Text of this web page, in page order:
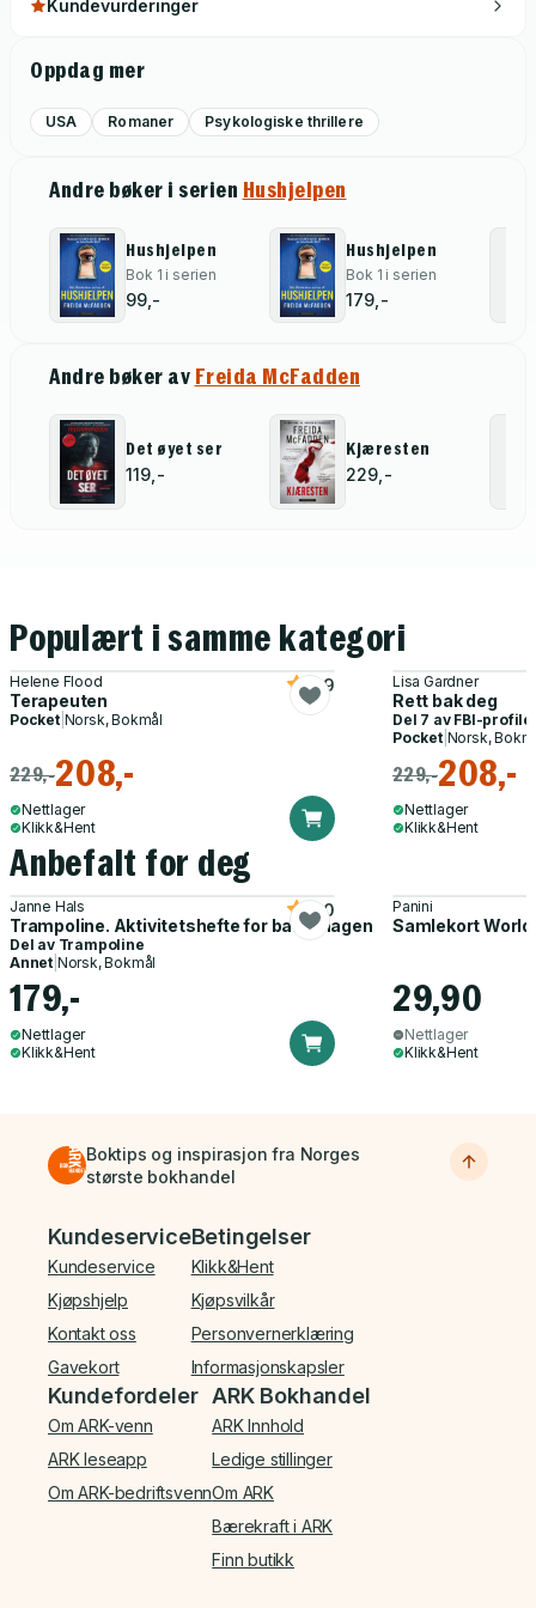
Kundevurderinger
Oppdag mer
USA Romaner Psykologiske thrillere
Andre bøker i serien Hushjelpen
Hushjelpen
Bok 1 i serien
99,-
Hushjelpen
Bok 1 i serien
179,-
Andre bøker av Freida McFadden
Det øyet ser
119,-
Kjæresten
229,-
Populært i samme kategori
Helene Flood
Terapeuten
3.9
Pocket| Norsk, Bokmål
229,-208,-
Nettlager
Klikk&Hent
Lisa Gardner
Rett bak deg
Del 7 av FBI-
Pocket| Norsk,
229,-208,-
Nettlager
Klikk&Hent
Anbefalt for deg
Janne Hals
Trampoline. Aktivitetshefte for barnehagen
5.0
Del av Trampoline
Annet Norsk, Bokmål
179,-
Nettlager
Klikk&Hent
Panini
Samlekort
29,90
Nettlager
Klikk&Hent
Boktips og inspirasjon fra Norges
største bokhandel
Bunnmeny
Kundeservice
Kundeservice
Kjøpshjelp
Kontakt oss
Gavekort
Betingelser
Klikk&Hent
Kjøpsvilkår
Personvernerklæring
Informasjonskapsler
Kundefordeler
Om ARK-venn
ARK leseapp
Om ARK-bedriftsvenn
ARK Bokhandel
ARK Innhold
Ledige stillinger
Om ARK
Bærekraft i ARK
Finn butikk